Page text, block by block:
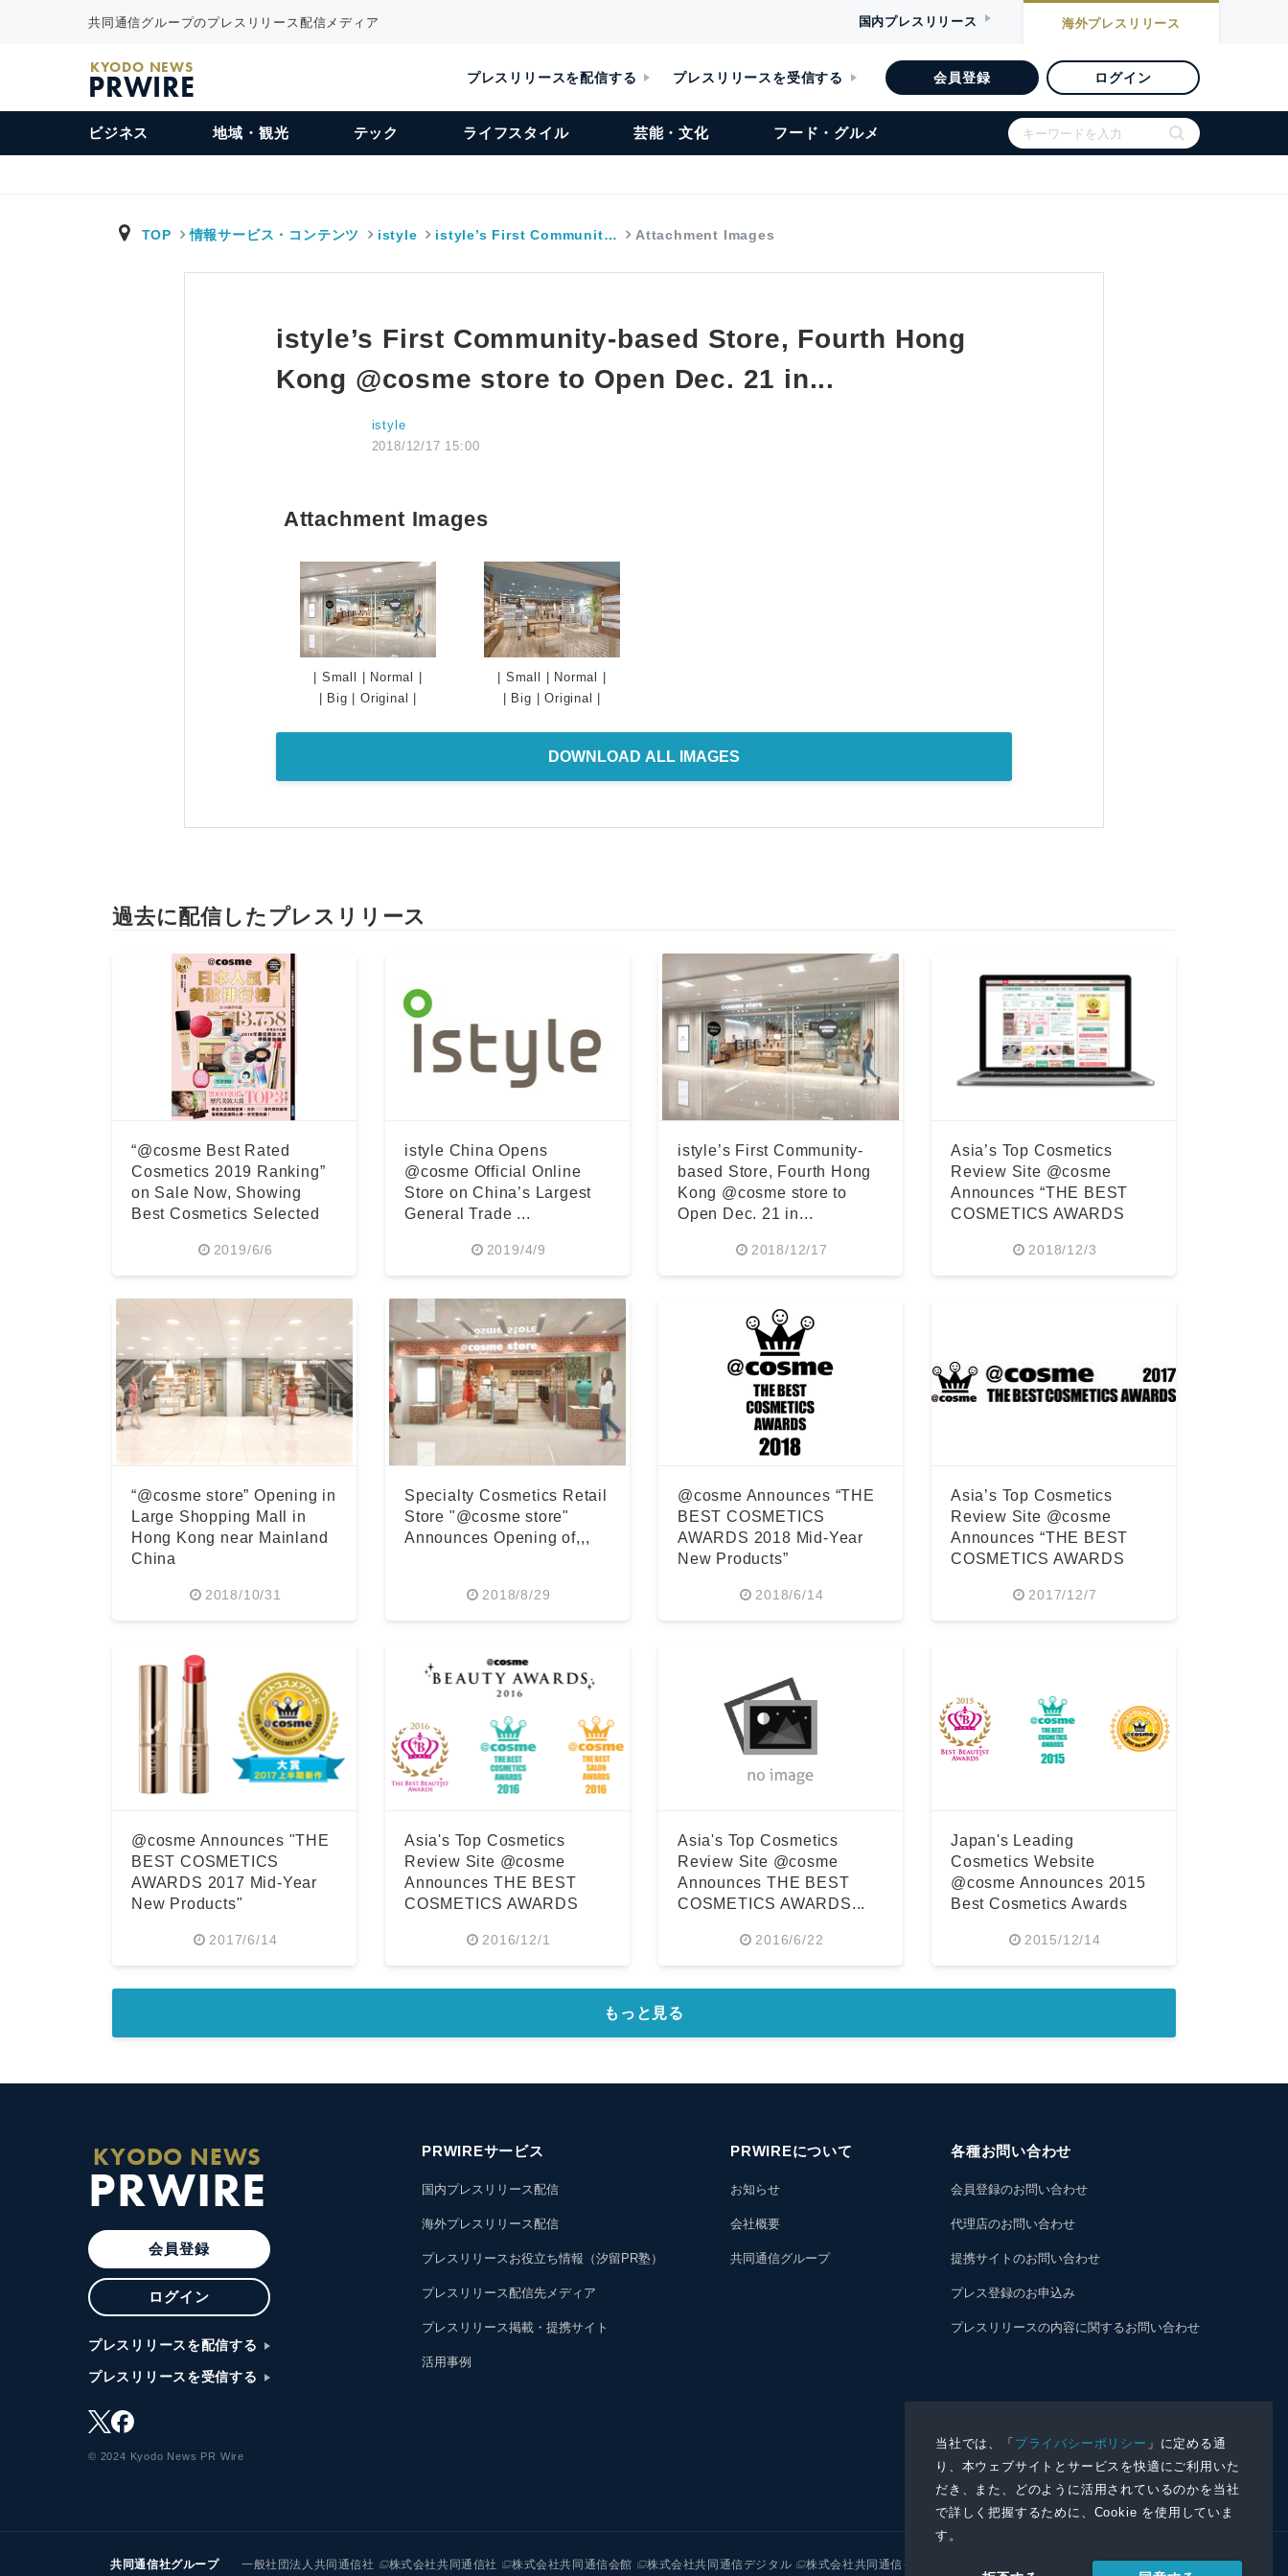
当社では、「 プライバシーポリシー 」に定める通
り、本ウェブサイトとサービスを快適にご利用いた
だき、また、どのように活用されているのかを当社
で詳しく把握するために、Cookie を使用していま
す。
共同通信グループのプレスリリース配信メディア 国内プレスリリース 海外プレスリリース
KYODO NEWS
PRWIRE プレスリリースを配信する プレスリリースを受信する 会員登録 ログイン
ビジネス 地域・観光 テック ライフスタイル 芸能・文化 フード・グルメ
TOP 情報サービス・コンテンツ istyle istyle’s First Communit… Attachment Images
istyle’s First Community-based Store, Fourth Hong
Kong @cosme store to Open Dec. 21 in...
istyle
2018/12/17 15:00
Attachment Images
Small Normal
Big |Original
Small Normal
Big |Original
DOWNLOAD ALL IMAGES
過去に配信したプレスリリース
“@cosme Best Rated
Cosmetics 2019 Ranking”
on Sale Now, Showing
Best Cosmetics Selected
2019/6/6
istyle China Opens
@cosme Official Online
Store on China’s Largest
General Trade ...
2019/4/9
istyle’s First Community-
based Store, Fourth Hong
Kong @cosme store to
Open Dec. 21 in...
2018/12/17
Asia’s Top Cosmetics
Review Site @cosme
Announces “THE BEST
COSMETICS AWARDS
2018/12/3
“@cosme store” Opening in
Large Shopping Mall in
Hong Kong near Mainland
China
2018/10/31
Specialty Cosmetics Retail
Store "@cosme store"
Announces Opening of,,,
2018/8/29
@cosme Announces “THE
BEST COSMETICS
AWARDS 2018 Mid-Year
New Products”
2018/6/14
Asia’s Top Cosmetics
Review Site @cosme
Announces “THE BEST
COSMETICS AWARDS
2017/12/7
@cosme Announces "THE
BEST COSMETICS
AWARDS 2017 Mid-Year
New Products"
2017/6/14
Asia's Top Cosmetics
Review Site @cosme
Announces THE BEST
COSMETICS AWARDS
2016/12/1
Asia's Top Cosmetics
Review Site @cosme
Announces THE BEST
COSMETICS AWARDS...
2016/6/22
Japan's Leading
Cosmetics Website
@cosme Announces 2015
Best Cosmetics Awards
2015/12/14
もっと見る
KYODO NEWS
PRWIRE
会員登録
ログイン
プレスリリースを配信する
プレスリリースを受信する
© 2024 Kyodo News PR Wire
PRWIREサービス
国内プレスリリース配信
海外プレスリリース配信
プレスリリースお役立ち情報（汐留PR塾）
プレスリリース配信先メディア
プレスリリース掲載・提携サイト
活用事例
PRWIREについて
お知らせ
会社概要
共同通信グループ
各種お問い合わせ
会員登録のお問い合わせ
代理店のお問い合わせ
提携サイトのお問い合わせ
プレス登録のお申込み
プレスリリースの内容に関するお問い合わせ
共同通信社グループ 一般社団法人共同通信社 株式会社共同通信社 株式会社共同通信会館 株式会社共同通信デジタル 株式会社共同通信イメージズ
Japanese
English